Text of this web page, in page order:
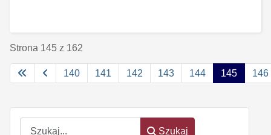
Szukaj
Szukaj
Strona 145 z 162
140 141 142 143 144 145 146